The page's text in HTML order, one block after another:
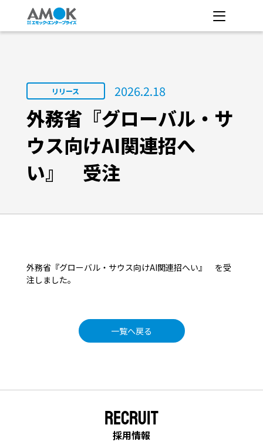
リリース 2026.2.18
外務省『グローバル・サ
ウス向けAI関連招へ
い』 受注
外務省『グローバル・サウス向けAI関連招へい』 を受
注しました。
一覧へ戻る
RECRUIT
採用情報